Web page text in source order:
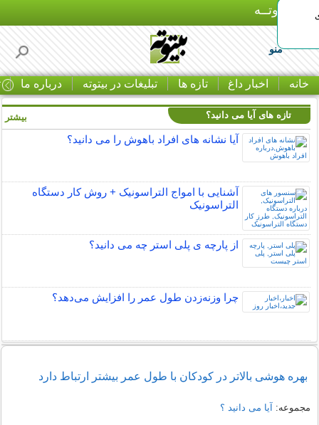
بـیتوتــه
منو
خانه اخبار داغ تازه ها تبلیغات در بیتوته درباره ما
تازه های آیا می دانید؟
آیا نشانه های افراد باهوش را می دانید؟
آشنایی با امواج التراسونیک + روش کار دستگاه
التراسونیک
از پارچه ی پلی استر چه می دانید؟
چرا وزنه‌زدن طول عمر را افزایش می‌دهد؟
بیشتر
بهره هوشی بالاتر در کودکان با طول عمر بیشتر ارتباط دارد
مجموعه: آیا می دانید ؟